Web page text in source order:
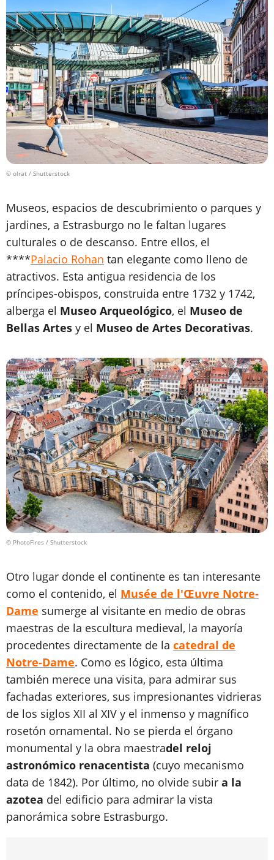
© olrat / Shutterstock
Museos, espacios de descubrimiento o parques y
jardines, a Estrasburgo no le faltan lugares
culturales o de descanso. Entre ellos, el
****Palacio Rohan tan elegante como lleno de
atractivos. Esta antigua residencia de los
príncipes-obispos, construida entre 1732 y 1742,
alberga el Museo Arqueológico, el Museo de
Bellas Artes y el Museo de Artes Decorativas.
© PhotoFires / Shutterstock
Otro lugar donde el continente es tan interesante
como el contenido, el Musée de l'Œuvre Notre-
Dame sumerge al visitante en medio de obras
maestras de la escultura medieval, la mayoría
procedentes directamente de la catedral de
Notre-Dame. Como es lógico, esta última
también merece una visita, para admirar sus
fachadas exteriores, sus impresionantes vidrieras
de los siglos XII al XIV y el inmenso y magnífico
rosetón ornamental. No se pierda el órgano
monumental y la obra maestradel reloj
astronómico renacentista (cuyo mecanismo
data de 1842). Por último, no olvide subir a la
azotea del edificio para admirar la vista
panorámica sobre Estrasburgo.